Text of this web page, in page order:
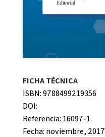
FICHA TÉCNICA
ISBN: 9788499219356
DOI:
Referencia: 16097-1
Fecha: noviembre, 2017